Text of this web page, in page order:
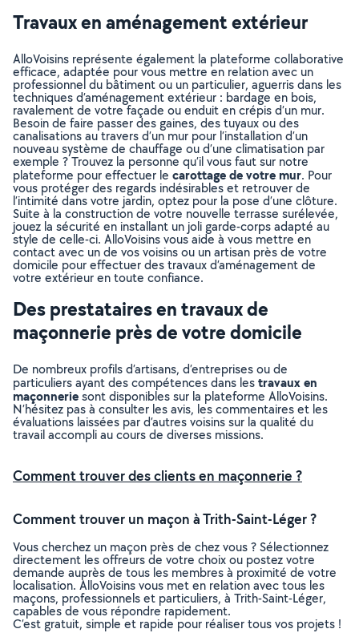
Travaux en aménagement extérieur
AlloVoisins représente également la plateforme collaborative
efficace, adaptée pour vous mettre en relation avec un
professionnel du bâtiment ou un particulier, aguerris dans les
techniques d’aménagement extérieur : bardage en bois,
ravalement de votre façade ou enduit en crépis d’un mur.
Besoin de faire passer des gaines, des tuyaux ou des
canalisations au travers d’un mur pour l’installation d’un
nouveau système de chauffage ou d’une climatisation par
exemple ? Trouvez la personne qu’il vous faut sur notre
plateforme pour effectuer le carottage de votre mur. Pour
vous protéger des regards indésirables et retrouver de
l’intimité dans votre jardin, optez pour la pose d’une clôture.
Suite à la construction de votre nouvelle terrasse surélevée,
jouez la sécurité en installant un joli garde-corps adapté au
style de celle-ci. AlloVoisins vous aide à vous mettre en
contact avec un de vos voisins ou un artisan près de votre
domicile pour effectuer des travaux d’aménagement de
votre extérieur en toute confiance.
Des prestataires en travaux de
maçonnerie près de votre domicile
De nombreux profils d’artisans, d’entreprises ou de
particuliers ayant des compétences dans lestravaux en
maçonneriesont disponibles sur la plateforme AlloVoisins.
N’hésitez pas à consulter les avis, les commentaires et les
évaluations laissées par d’autres voisins sur la qualité du
travail accompli au cours de diverses missions.
Comment trouver des clients en maçonnerie ?
Comment trouver un maçon à Trith-Saint-Léger ?
Vous cherchez un maçon près de chez vous ? Sélectionnez
directement les offreurs de votre choix ou postez votre
demande auprès de tous les membres à proximité de votre
localisation. AlloVoisins vous met en relation avec tous les
maçons, professionnels et particuliers, à Trith-Saint-Léger,
capables de vous répondre rapidement.
C’est gratuit, simple et rapide pour réaliser tous vos projets !